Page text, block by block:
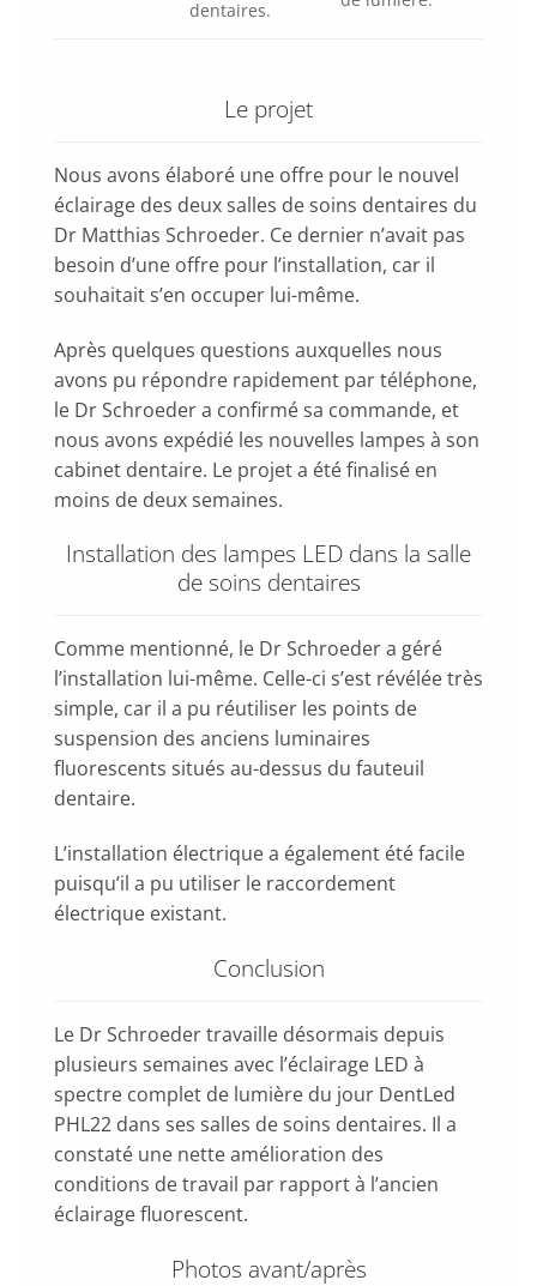
dentaires.
Le projet
Nous avons élaboré une offre pour le nouvel
éclairage des deux salles de soins dentaires du
Dr Matthias Schroeder. Ce dernier n’avait pas
besoin d’une offre pour l’installation, car il
souhaitait s’en occuper lui-même.
Après quelques questions auxquelles nous
avons pu répondre rapidement par téléphone,
le Dr Schroeder a confirmé sa commande, et
nous avons expédié les nouvelles lampes à son
cabinet dentaire. Le projet a été finalisé en
moins de deux semaines.
Installation des lampes LED dans la salle
de soins dentaires
Comme mentionné, le Dr Schroeder a géré
l’installation lui-même. Celle-ci s’est révélée très
simple, car il a pu réutiliser les points de
suspension des anciens luminaires
fluorescents situés au-dessus du fauteuil
dentaire.
L’installation électrique a également été facile
puisqu’il a pu utiliser le raccordement
électrique existant.
Conclusion
Le Dr Schroeder travaille désormais depuis
plusieurs semaines avec l’éclairage LED à
spectre complet de lumière du jour DentLed
PHL22 dans ses salles de soins dentaires. Il a
constaté une nette amélioration des
conditions de travail par rapport à l’ancien
éclairage fluorescent.
Photos avant/après